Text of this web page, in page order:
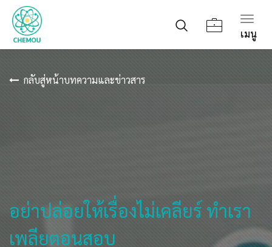
เมนู
กลับสู่หน้าบทความและข่าวสาร
อย่าปล่อยให้เรื่องไม่เคลียร์ ทำเรา
เพลียตอนสอบ